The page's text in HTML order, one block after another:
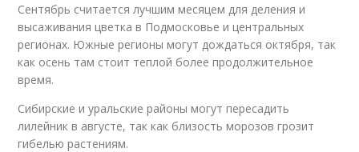
Сентябрь считается лучшим месяцем для деления и
высаживания цветка в Подмосковье и центральных
регионах. Южные регионы могут дождаться октября, так
как осень там стоит теплой более продолжительное
время.
Сибирские и уральские районы могут пересадить
лилейник в августе, так как близость морозов грозит
гибелью растениям.